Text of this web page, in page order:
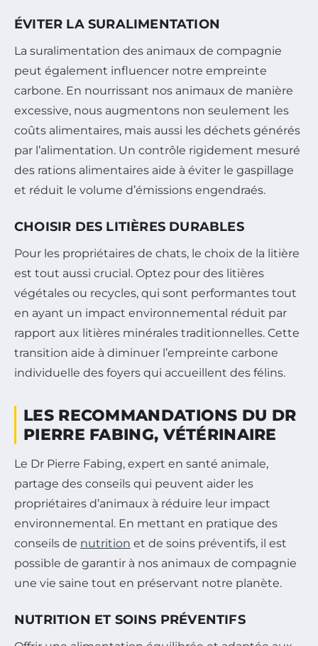
ÉVITER LA SURALIMENTATION
La suralimentation des animaux de compagnie
peut également influencer notre empreinte
carbone. En nourrissant nos animaux de manière
excessive, nous augmentons non seulement les
coûts alimentaires, mais aussi les déchets générés
par l’alimentation. Un contrôle rigidement mesuré
des rations alimentaires aide à éviter le gaspillage
et réduit le volume d’émissions engendraés.
CHOISIR DES LITIÈRES DURABLES
Pour les propriétaires de chats, le choix de la litière
est tout aussi crucial. Optez pour des litières
végétales ou recycles, qui sont performantes tout
en ayant un impact environnemental réduit par
rapport aux litières minérales traditionnelles. Cette
transition aide à diminuer l’empreinte carbone
individuelle des foyers qui accueillent des félins.
LES RECOMMANDATIONS DU DR
PIERRE FABING, VÉTÉRINAIRE
Le Dr Pierre Fabing, expert en santé animale,
partage des conseils qui peuvent aider les
propriétaires d’animaux à réduire leur impact
environnemental. En mettant en pratique des
conseils de nutrition et de soins préventifs, il est
possible de garantir à nos animaux de compagnie
une vie saine tout en préservant notre planète.
NUTRITION ET SOINS PRÉVENTIFS